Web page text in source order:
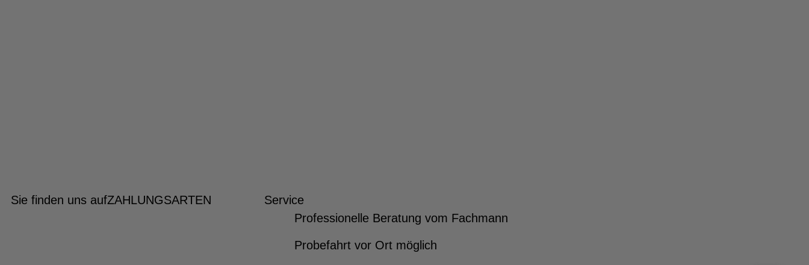
Sie finden uns aufZAHLUNGSARTEN
Service
Professionelle Beratung vom Fachmann
Probefahrt vor Ort möglich